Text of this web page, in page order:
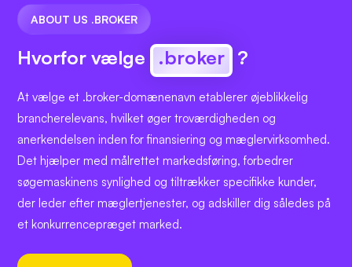
ABOUT US .BROKER
Hvorfor vælge .broker ?
At vælge et .broker-domænenavn etablerer øjeblikkelig
brancherelevans, hvilket øger troværdigheden og
anerkendelsen inden for finansiering og mæglervirksomhed.
Det hjælper med målrettet markedsføring, forbedrer
søgemaskinens synlighed og tiltrækker specifikke kunder,
der leder efter mæglertjenester, og adskiller dig således på
et konkurrencepræget marked.